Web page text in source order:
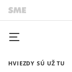
HVIEZDY SÚ UŽ TU